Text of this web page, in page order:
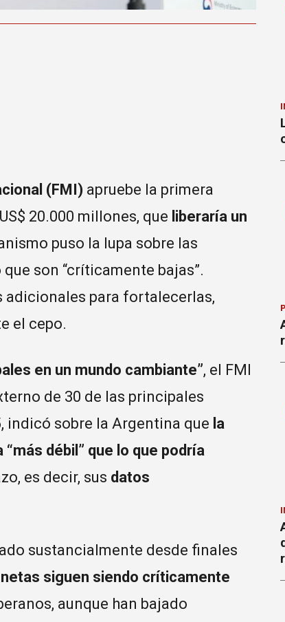
(FMI) apruebe la primera
20.000 millones, que liberaría un
puso la lupa sobre las
son “críticamente bajas”.
adicionales para fortalecerlas,
el cepo.
en un mundo cambiante”, el FMI
de 30 de las principales
indicó sobre la Argentina que la
débil” que lo que podría
es decir, sus datos
sustancialmente desde finales
siguen siendo críticamente
aunque han bajado